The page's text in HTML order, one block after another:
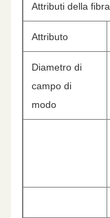
Attributi della fibra
Attributo
Diametro di
campo di
modo